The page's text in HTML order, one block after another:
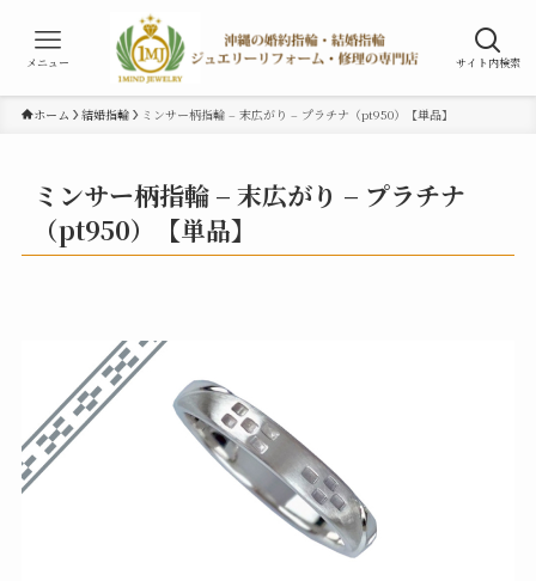
サイト内検索
メニュー
ホーム 結婚指輪 ミンサー柄指輪 – 末広がり – プラチナ（pt950）【単品】
ミンサー柄指輪 – 末広がり – プラチナ
（pt950）【単品】